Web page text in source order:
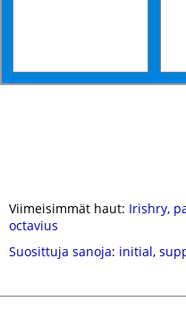
Viimeisimmät haut: Irishry,
octavius
Suosittuja sanoja: initial,